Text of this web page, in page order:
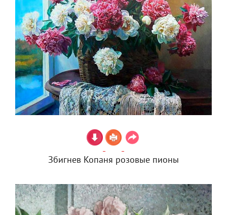
Збигнев Копаня розовые пионы